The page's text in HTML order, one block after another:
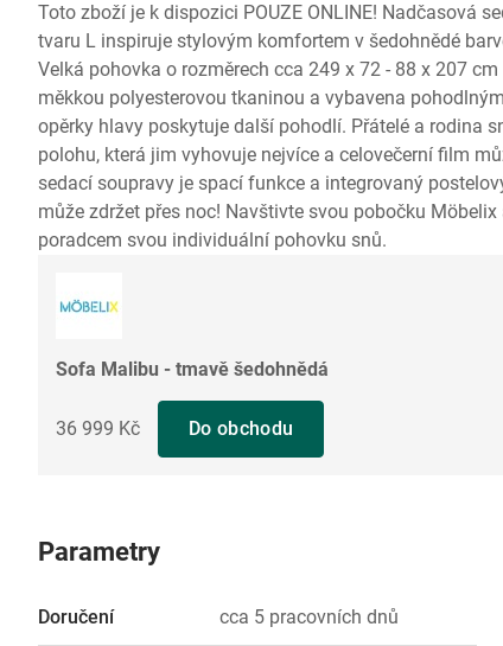
Toto zboží je k dispozici POUZE ONLINE! Nadčasová
tvaru L inspiruje stylovým komfortem v šedohnědé
Velká pohovka o rozměrech cca 249 x 72 - 88 x 207
měkkou polyesterovou tkaninou a vybavena
opěrky hlavy poskytuje další pohodlí. Přátelé a rodina
polohu, která jim vyhovuje nejvíce a celovečerní film
sedací soupravy je spací funkce a integrovaný
může zdržet přes noc! Navštivte svou pobočku
poradcem svou individuální pohovku snů.
Sofa Malibu - tmavě šedohnědá
36 999 Kč Do obchodu
Parametry
Doručení cca 5 pracovních dnů